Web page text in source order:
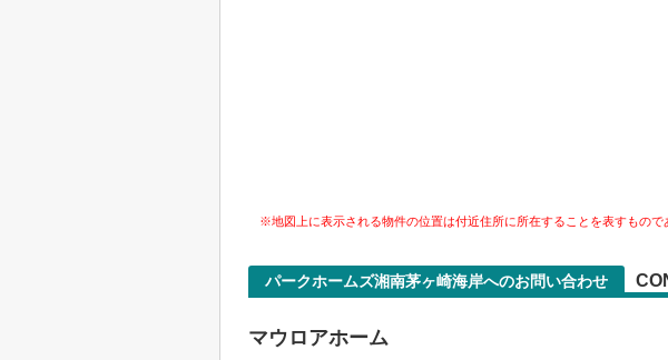
※地図上に表示される物件の位置は付近住所に所在することを表すもので
パークホームズ湘南茅ヶ崎海岸へのお問い合わせ
マウロアホーム